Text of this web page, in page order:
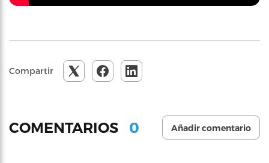
Compartir
COMENTARIOS 0 Añadir comentario